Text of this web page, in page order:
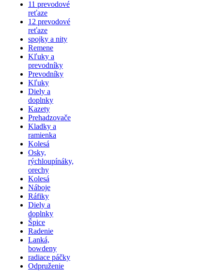
11 prevodové
reťaze
12 prevodové
reťaze
spojky a nity
Remene
Kľuky a
prevodníky
Prevodníky
Kľuky
Diely a
doplnky
Kazety
Prehadzovače
Kladky a
ramienka
Kolesá
Osky,
rýchloupínáky,
orechy
Kolesá
Náboje
Ráfiky
Diely a
doplnky
Špice
Radenie
Lanká,
bowdeny
radiace páčky
Odpruženie